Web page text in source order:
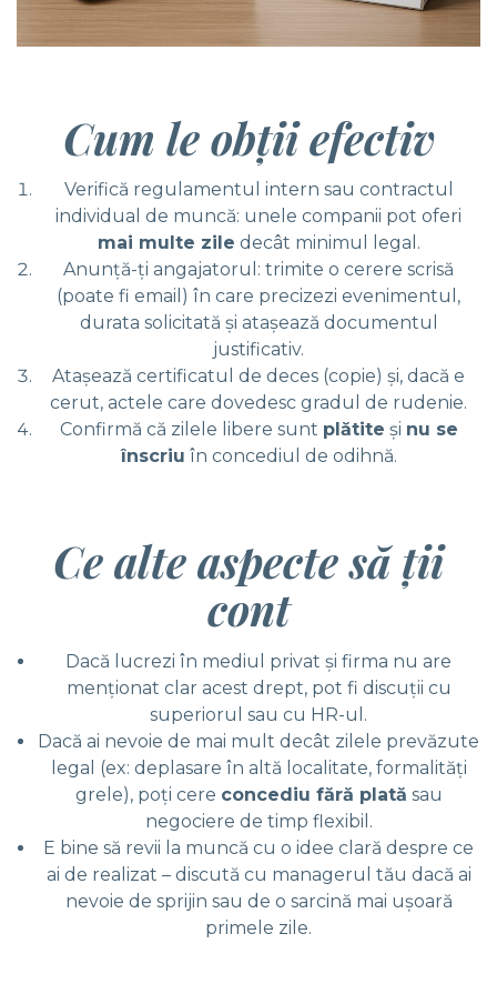
Cum le obţii efectiv
Verifică regulamentul intern sau contractul
individual de muncă: unele companii pot oferi
mai multe zile decât minimul legal.
Anunţă-ţi angajatorul: trimite o cerere scrisă
(poate fi email) în care precizezi evenimentul,
durata solicitată şi ataşează documentul
justificativ.
Ataşează certificatul de deces (copie) şi, dacă e
cerut, actele care dovedesc gradul de rudenie.
Confirmă că zilele libere sunt plătite şi nu se
înscriu în concediul de odihnă.
Ce alte aspecte să ţii
cont
Dacă lucrezi în mediul privat şi firma nu are
menţionat clar acest drept, pot fi discuţii cu
superiorul sau cu HR-ul.
Dacă ai nevoie de mai mult decât zilele prevăzute
legal (ex: deplasare în altă localitate, formalităţi
grele), poţi cere concediu fără plată sau
negociere de timp flexibil.
E bine să revii la muncă cu o idee clară despre ce
ai de realizat – discută cu managerul tău dacă ai
nevoie de sprijin sau de o sarcină mai uşoară
primele zile.